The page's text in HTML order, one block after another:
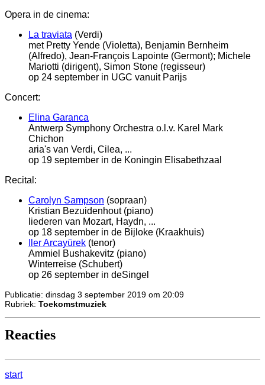
Opera in de cinema:
La traviata (Verdi)
met Pretty Yende (Violetta), Benjamin Bernheim
(Alfredo), Jean-François Lapointe (Germont); Michele
Mariotti (dirigent), Simon Stone (regisseur)
op 24 september in UGC vanuit Parijs
Concert:
Elina Garanca
Antwerp Symphony Orchestra o.l.v. Karel Mark
Chichon
aria's van Verdi, Cilea, ...
op 19 september in de Koningin Elisabethzaal
Recital:
Carolyn Sampson (sopraan)
Kristian Bezuidenhout (piano)
liederen van Mozart, Haydn, ...
op 18 september in de Bijloke (Kraakhuis)
Iler Arcayürek (tenor)
Ammiel Bushakevitz (piano)
Winterreise (Schubert)
op 26 september in deSingel
Publicatie: dinsdag 3 september 2019 om 20:09
Rubriek: Toekomstmuziek
Reacties
start